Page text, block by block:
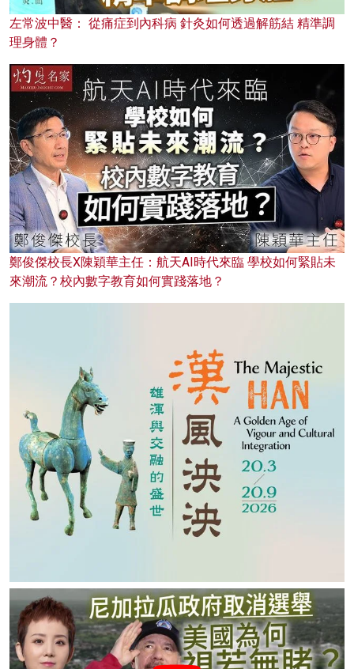
左常波中醫： 從痛症到內科病 針灸如何透過解筋結 精準調
理身體？
鄭俊傑校長X陳穎華主任：航天AI時代來臨 學校如何緊貼未
來潮流？校內數字教育如何實踐落地？